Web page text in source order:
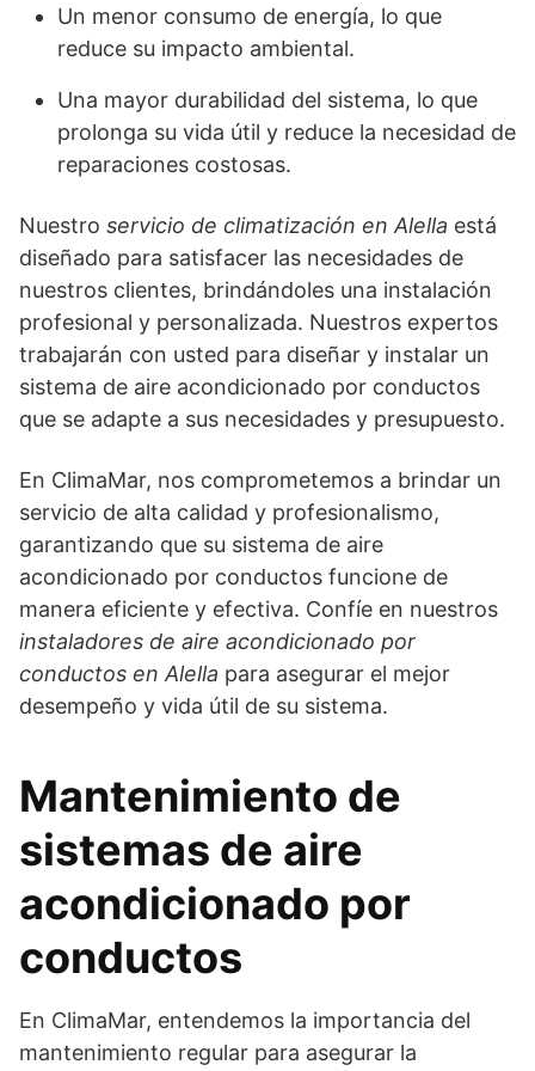
Un menor consumo de energía, lo que
reduce su impacto ambiental.
Una mayor durabilidad del sistema, lo que
prolonga su vida útil y reduce la necesidad de
reparaciones costosas.
Nuestro servicio de climatización en Alella está
diseñado para satisfacer las necesidades de
nuestros clientes, brindándoles una instalación
profesional y personalizada. Nuestros expertos
trabajarán con usted para diseñar y instalar un
sistema de aire acondicionado por conductos
que se adapte a sus necesidades y presupuesto.
En ClimaMar, nos comprometemos a brindar un
servicio de alta calidad y profesionalismo,
garantizando que su sistema de aire
acondicionado por conductos funcione de
manera eficiente y efectiva. Confíe en nuestros
instaladores de aire acondicionado por
conductos en Alella para asegurar el mejor
desempeño y vida útil de su sistema.
Mantenimiento de
sistemas de aire
acondicionado por
conductos
En ClimaMar, entendemos la importancia del
mantenimiento regular para asegurar la